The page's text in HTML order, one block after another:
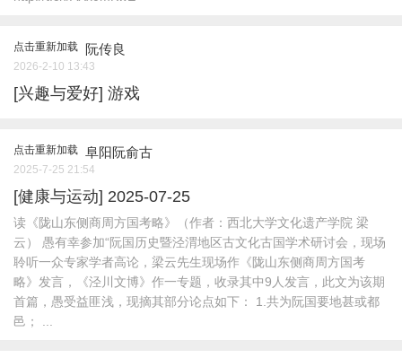
点击重新加载 阮传良
2026-2-10 13:43
[兴趣与爱好] 游戏
点击重新加载 阜阳阮俞古
2025-7-25 21:54
[健康与运动] 2025-07-25
读《陇山东侧商周方国考略》（作者：西北大学文化遗产学院 梁
云） 愚有幸参加“阮国历史暨泾渭地区古文化古国学术研讨会，现场
聆听一众专家学者高论，梁云先生现场作《陇山东侧商周方国考
略》发言，《泾川文博》作一专题，收录其中9人发言，此文为该期
首篇，愚受益匪浅，现摘其部分论点如下： 1.共为阮国要地甚或都
邑； ...